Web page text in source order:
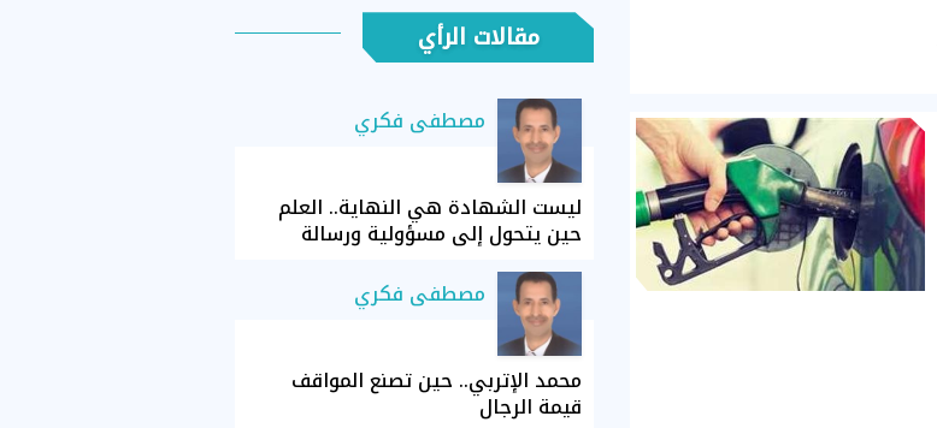
مقالات الرأي
مصطفى فكري
ليست الشهادة هي النهاية.. العلم
حين يتحول إلى مسؤولية ورسالة
مصطفى فكري
محمد الإتربي.. حين تصنع المواقف
قيمة الرجال